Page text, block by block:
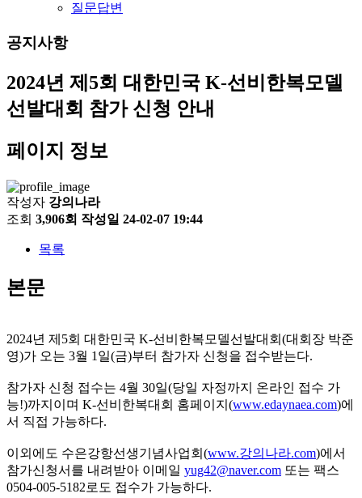
질문답변
공지사항
2024년 제5회 대한민국 K-선비한복모델
선발대회 참가 신청 안내
페이지 정보
작성자 강의나라
조회 3,906회 작성일 24-02-07 19:44
목록
본문
2024년 제5회 대한민국 K-선비한복모델선발대회(대회장 박준
영)가 오는 3월 1일(금)부터 참가자 신청을 접수받는다.
참가자 신청 접수는 4월 30일(당일 자정까지 온라인 접수 가
능!)까지이며 K-선비한복대회 홈페이지(www.edaynaea.com)에
서 직접 가능하다.
이외에도 수은강항선생기념사업회(www.강의나라.com)에서
참가신청서를 내려받아 이메일 yug42@naver.com 또는 팩스
0504-005-5182로도 접수가 가능하다.